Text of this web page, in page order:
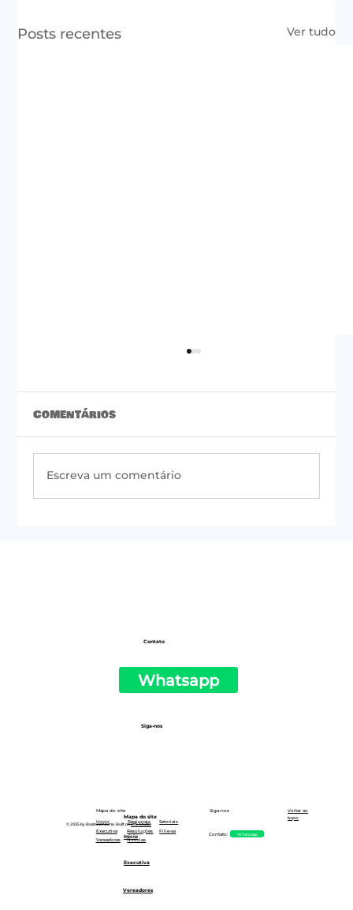
Posts recentes Ver tudo
Comentários
Escreva um comentário
© 2035 by Business Name. Built onWix Studio
Mapa do site
Início Regionais
Setoriais
Executiva
Resoluções
Filie-se
Vereadores
Notícias
Siga-nos
Contato: Whatsapp
Voltar ao
topo
Executiva
Início
Mapa do site
Vereadores
Contato
Whatsapp
Siga-nos